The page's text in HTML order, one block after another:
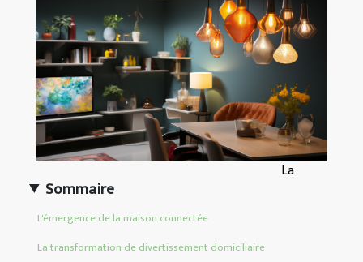
Sommaire
L'émergence de la maison connectée
La transformation de divertissement domiciliaire
La